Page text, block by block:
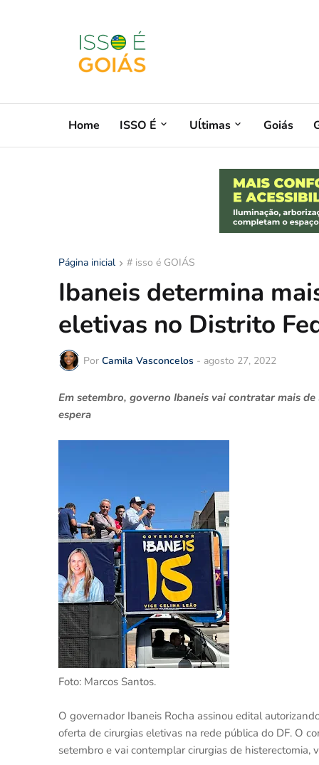
Home ISSO É Uĺtimas Goiás
Página inicial # isso é GOIÁS
Ibaneis determina
eletivas no Distrito
Por Camila Vasconcelos - agosto 27, 2022
Em setembro, governo Ibaneis vai contratar mais
espera
Foto: Marcos Santos.
O governador Ibaneis Rocha assinou edital
oferta de cirurgias eletivas na rede pública do DF. O
setembro e vai contemplar cirurgias de histerectomia,